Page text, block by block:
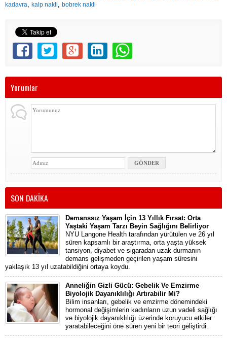
kadavra, kalp nakli, bobrek nakli
Yorumlar
SON DAKİKA
Demanssız Yaşam İçin 13 Yıllık Fırsat: Orta
Yaştaki Yaşam Tarzı Beyin Sağlığını Belirliyor
NYU Langone Health tarafından yürütülen ve 26 yıl
süren kapsamlı bir araştırma, orta yaşta yüksek
tansiyon, diyabet ve sigaradan uzak durmanın
demans gelişmeden geçirilen yaşam süresini
yaklaşık 13 yıl uzatabildiğini ortaya koydu.
Anneliğin Gizli Gücü: Gebelik Ve Emzirme
Biyolojik Dayanıklılığı Artırabilir Mi?
Bilim insanları, gebelik ve emzirme dönemindeki
hormonal değişimlerin kadınların uzun vadeli sağlığı
ve biyolojik dayanıklılığı üzerinde koruyucu etkiler
yaratabileceğini öne süren yeni bir teori geliştirdi.